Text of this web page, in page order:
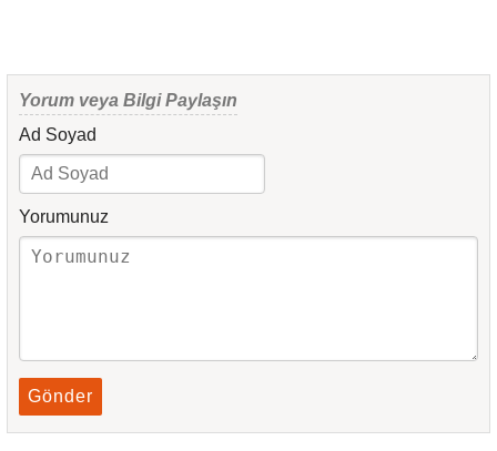
Yorum veya Bilgi Paylaşın
Ad Soyad
Yorumunuz
Gönder